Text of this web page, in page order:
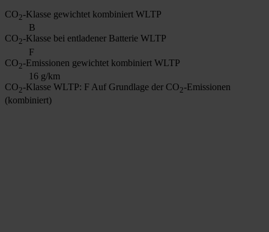
CO2-Klasse gewichtet kombiniert WLTP
B
CO2-Klasse bei entladener Batterie WLTP
F
CO2-Emissionen gewichtet kombiniert WLTP
16 g/km
CO2-Klasse WLTP: F Auf Grundlage der CO2-Emissionen
(kombiniert)